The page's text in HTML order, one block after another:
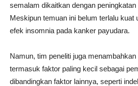
semalam dikaitkan dengan
Meskipun temuan ini belum terlalu kuat
efek insomnia pada kanker payudara.
Namun, tim peneliti juga
termasuk faktor paling kecil sebagai
dibandingkan faktor lainnya, seperti